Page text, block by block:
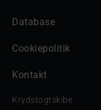
Database
Cookiepolitik
Kontakt
Krydstogtskibe